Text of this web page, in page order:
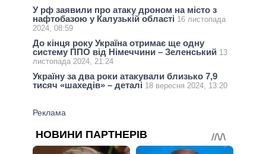
У рф заявили про атаку дроном на місто з
нафтобазою у Калузькій області 16 листопада
2024, 08:59
До кінця року Україна отримає ще одну
систему ППО від Німеччини – Зеленський 13
листопада 2024, 21:24
Україну за два роки атакували близько 7,9
тисяч «шахедів» – деталі 18 вересня 2024, 13:20